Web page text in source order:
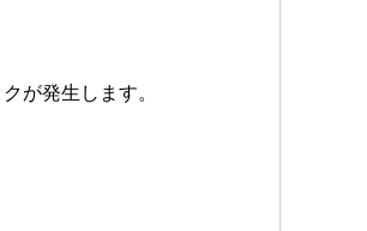
が発生します。